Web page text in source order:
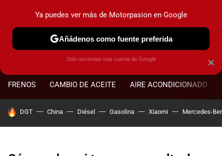
FRENOS CAMBIO DE ACEITE AIRE ACONDICIONADO
HOY SE HABLA DE
DGT China Diésel Gasolina Xiaomi Mercedes-
×
Ya puedes ver más de Motorpasion en Google
Añádenos como fuente preferida
Solo necesitas una cuenta de Google